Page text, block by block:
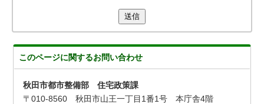
送信
このページに関するお問い合わせ
秋田市都市整備部 住宅政策課
〒010-8560 秋田市山王一丁目1番1号 本庁舎4階